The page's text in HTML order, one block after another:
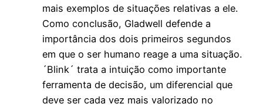
mais exemplos de situações relativas a ele.
Como conclusão, Gladwell defende a
importância dos dois primeiros segundos
em que o ser humano reage a uma situação.
´Blink´ trata a intuição como importante
ferramenta de decisão, um diferencial que
deve ser cada vez mais valorizado no